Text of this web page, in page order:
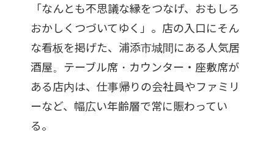
「なんとも不思議な縁をつなげ、おもしろ
おかしくつづいてゆく」。店の入口にそん
な看板を掲げた、浦添市城間にある人気居
酒屋。テーブル席・カウンター・座敷席が
ある店内は、仕事帰りの会社員やファミリ
ーなど、幅広い年齢層で常に賑わってい
る。